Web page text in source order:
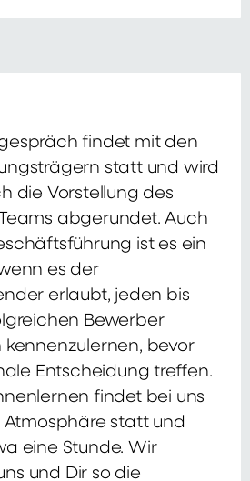
findet mit den
statt und wird
die Vorstellung des
abgerundet. Auch
ist es ein
es der
erlaubt, jeden bis
Bewerber
kennenzulernen, bevor
Entscheidung treffen.
findet bei uns
Atmosphäre statt und
eine Stunde. Wir
und Dir so die